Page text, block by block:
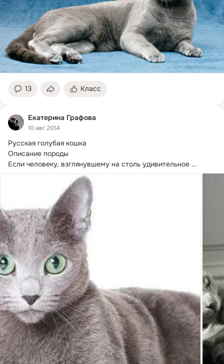
13 Класс
Екатерина Графова
10 авг 2014
Русская голубая кошка
Описание породы
Если человеку, взглянувшему на столь удивительное
природное создание, как русская голубая кошка,...